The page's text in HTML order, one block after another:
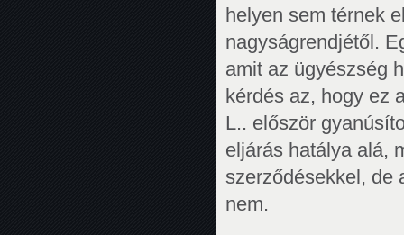
helyen sem térnek
nagyságrendjétől.
amit az ügyészség
kérdés az, hogy ez
L.. először
eljárás hatálya alá,
szerződésekkel, de
nem.